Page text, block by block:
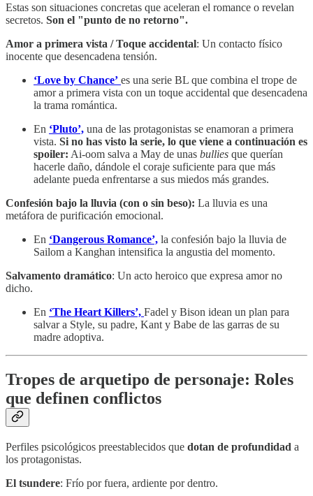
Estas son situaciones concretas que aceleran el romance o revelan
secretos. Son el "punto de no retorno".
Amor a primera vista / Toque accidental: Un contacto físico
inocente que desencadena tensión.
‘Love by Chance’ es una serie BL que combina el trope de
amor a primera vista con un toque accidental que desencadena
la trama romántica.
En ‘Pluto’, una de las protagonistas se enamoran a primera
vista. Si no has visto la serie, lo que viene a continuación es
spoiler: Ai-oom salva a May de unas bullies que querían
hacerle daño, dándole el coraje suficiente para que más
adelante pueda enfrentarse a sus miedos más grandes.
Confesión bajo la lluvia (con o sin beso): La lluvia es una
metáfora de purificación emocional.
En ‘Dangerous Romance’, la confesión bajo la lluvia de
Sailom a Kanghan intensifica la angustia del momento.
Salvamento dramático: Un acto heroico que expresa amor no
dicho.
En ‘The Heart Killers’, Fadel y Bison idean un plan para
salvar a Style, su padre, Kant y Babe de las garras de su
madre adoptiva.
Tropes de arquetipo de personaje: Roles
que definen conflictos
Perfiles psicológicos preestablecidos que dotan de profundidad a
los protagonistas.
El tsundere: Frío por fuera, ardiente por dentro.